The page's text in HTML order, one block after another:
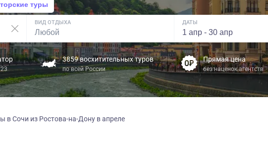
туры
ВИД ОТДЫХА ДАТЫ
3859 восхитительных туров
по всей России
Прямая цена
без наценок агентств
в Сочи из Ростова-на-Дону в апреле